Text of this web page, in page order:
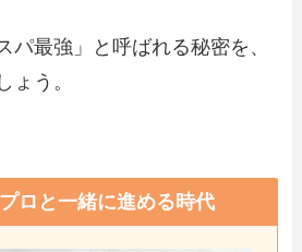
パ最強」と呼ばれる秘密を、
ょう。
ロと一緒に進める時代